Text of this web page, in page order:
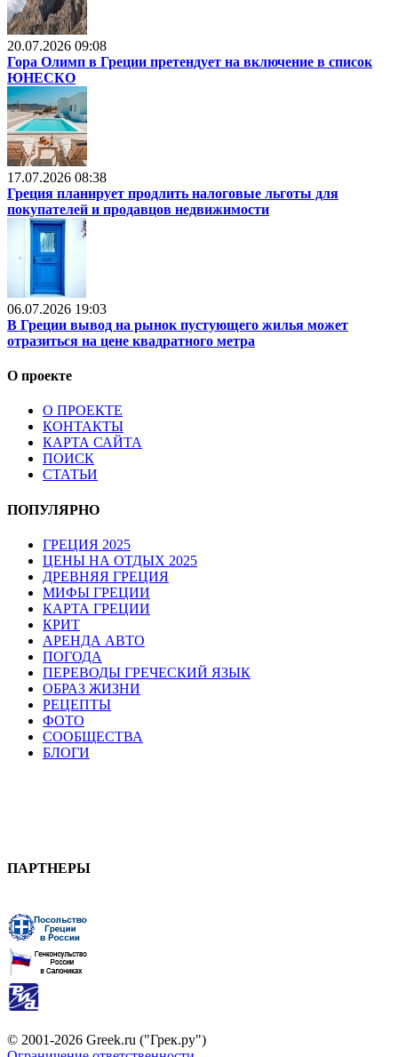
20.07.2026 09:08
Гора Олимп в Греции претендует на включение в список
ЮНЕСКО
17.07.2026 08:38
Греция планирует продлить налоговые льготы для
покупателей и продавцов недвижимости
06.07.2026 19:03
В Греции вывод на рынок пустующего жилья может
отразиться на цене квадратного метра
О проекте
О ПРОЕКТЕ
КОНТАКТЫ
КАРТА САЙТА
ПОИСК
СТАТЬИ
ПОПУЛЯРНО
ГРЕЦИЯ 2025
ЦЕНЫ НА ОТДЫХ 2025
ДРЕВНЯЯ ГРЕЦИЯ
МИФЫ ГРЕЦИИ
КАРТА ГРЕЦИИ
КРИТ
АРЕНДА АВТО
ПОГОДА
ПЕРЕВОДЫ ГРЕЧЕСКИЙ ЯЗЫК
ОБРАЗ ЖИЗНИ
РЕЦЕПТЫ
ФОТО
СООБЩЕСТВА
БЛОГИ
ПАРТНЕРЫ
© 2001-2026 Greek.ru ("Грек.ру")